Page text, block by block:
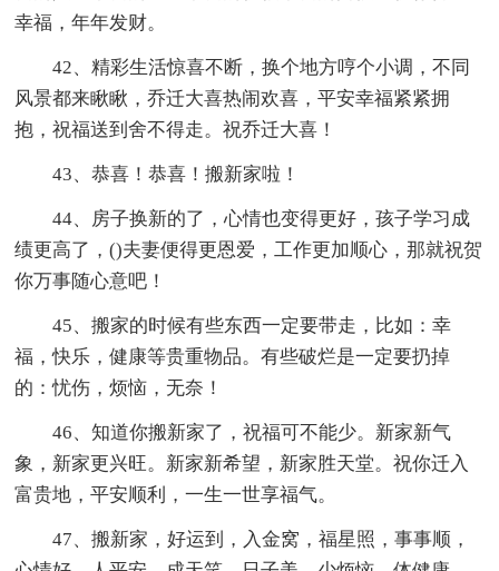
幸福，年年发财。
42、精彩生活惊喜不断，换个地方哼个小调，不同
风景都来瞅瞅，乔迁大喜热闹欢喜，平安幸福紧紧拥
抱，祝福送到舍不得走。祝乔迁大喜！
43、恭喜！恭喜！搬新家啦！
44、房子换新的了，心情也变得更好，孩子学习成
绩更高了，()夫妻便得更恩爱，工作更加顺心，那就祝贺
你万事随心意吧！
45、搬家的时候有些东西一定要带走，比如：幸
福，快乐，健康等贵重物品。有些破烂是一定要扔掉
的：忧伤，烦恼，无奈！
46、知道你搬新家了，祝福可不能少。新家新气
象，新家更兴旺。新家新希望，新家胜天堂。祝你迁入
富贵地，平安顺利，一生一世享福气。
47、搬新家，好运到，入金窝，福星照，事事顺，